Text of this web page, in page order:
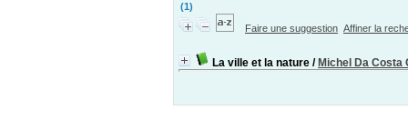
(1)
Faire une suggestion Affiner la
La ville et la nature / Michel Da Costa